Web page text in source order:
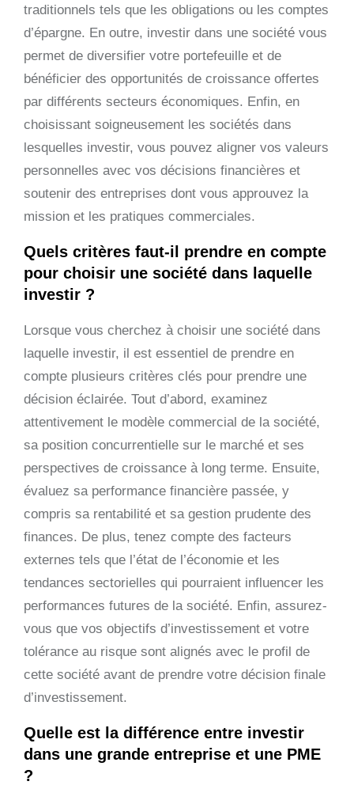
traditionnels tels que les obligations ou les comptes
d’épargne. En outre, investir dans une société vous
permet de diversifier votre portefeuille et de
bénéficier des opportunités de croissance offertes
par différents secteurs économiques. Enfin, en
choisissant soigneusement les sociétés dans
lesquelles investir, vous pouvez aligner vos valeurs
personnelles avec vos décisions financières et
soutenir des entreprises dont vous approuvez la
mission et les pratiques commerciales.
Quels critères faut-il prendre en compte
pour choisir une société dans laquelle
investir ?
Lorsque vous cherchez à choisir une société dans
laquelle investir, il est essentiel de prendre en
compte plusieurs critères clés pour prendre une
décision éclairée. Tout d’abord, examinez
attentivement le modèle commercial de la société,
sa position concurrentielle sur le marché et ses
perspectives de croissance à long terme. Ensuite,
évaluez sa performance financière passée, y
compris sa rentabilité et sa gestion prudente des
finances. De plus, tenez compte des facteurs
externes tels que l’état de l’économie et les
tendances sectorielles qui pourraient influencer les
performances futures de la société. Enfin, assurez-
vous que vos objectifs d’investissement et votre
tolérance au risque sont alignés avec le profil de
cette société avant de prendre votre décision finale
d’investissement.
Quelle est la différence entre investir
dans une grande entreprise et une PME
?